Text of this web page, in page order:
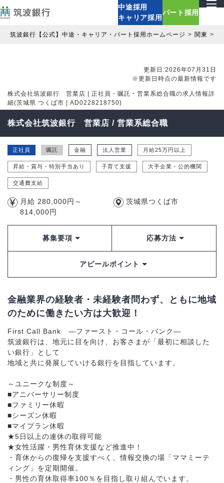
中途採用
キャリア採用
パート採用
筑波銀行【公式】中途・キャリア・パート採用ホームページ 関東
更新日:2026年07月31日
※更新日時点の最新情報です
株式会社筑波銀行 営業店 | 正社員・嘱託・営業系総合職の求人情報詳
細(茨城県 つくば市 | AD0228218750)
株式会社筑波銀行 営業店 / 営業系総合職
正社員 嘱託 金融 法人営業 月給25万円以上
昇給・賞与・特別手当あり 子育て支援 大手企業・公的機関
交通費支給
月給 280,000円～
814,000円
茨城県つくば市
募集要項 応募方法
アピールポイント
金融業界の経験者・未経験者問わず、ともに地域
のために働きたい方は大歓迎！
First Call Bank ―ファースト・コール・バンク―
筑波銀行は、地元に目を向け、お客さまが「最初に相談した
い銀行」として
地域と共に発展していける銀行を目指しています。
～ユニークな制度～
■アニバーサリー制度
■ファミリー休暇
■シーズン休暇
■マイプラン休暇
★5日以上の連休の取得可能
★女性活躍・男性育休支援など推進中！
・育休からの復帰を支援すべく、情報交換の場「ママミーテ
ィング」を定期開催。
・男性の育休取得率100％を目指し取り組んでいます。